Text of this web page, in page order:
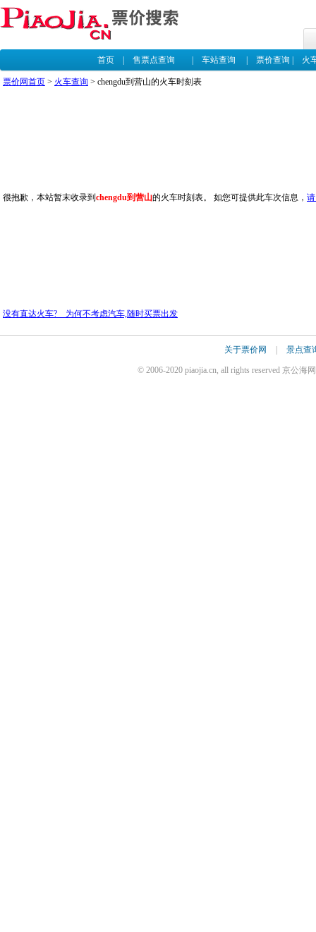
首页| 售票点查询 车站查询 票价查询 火
票价网首页 > 火车查询 > chengdu到营山的火车时刻表
很抱歉，本站暂末收录到 chengdu到营山的火车时刻表。 如您可提供此车次信息，
没有直达火车? 为何不考虑汽车,随时买票出发
关于票价网 景点查
© 2006-2020 piaojia.cn, all rights reserved 京公海